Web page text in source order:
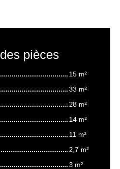
des pièces
15 m²
33 m²
28 m²
14 m²
11 m²
2,7 m²
3 m²